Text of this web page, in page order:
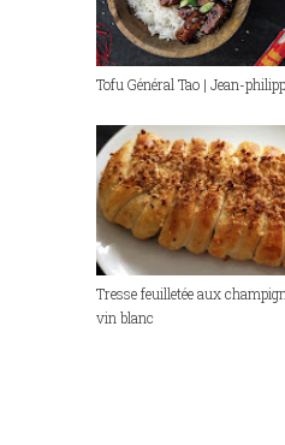
Tofu Général Tao | Jean-
Tresse feuilletée aux
vin blanc